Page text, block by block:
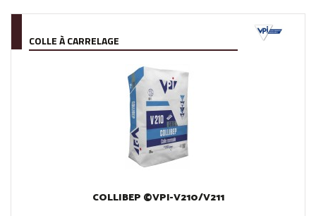
COLLE À CARRELAGE
COLLIBEP ©VPI-V210/V211